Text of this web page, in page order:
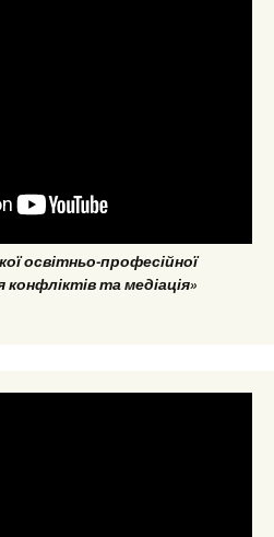
освітньо-професійної
та медіація»